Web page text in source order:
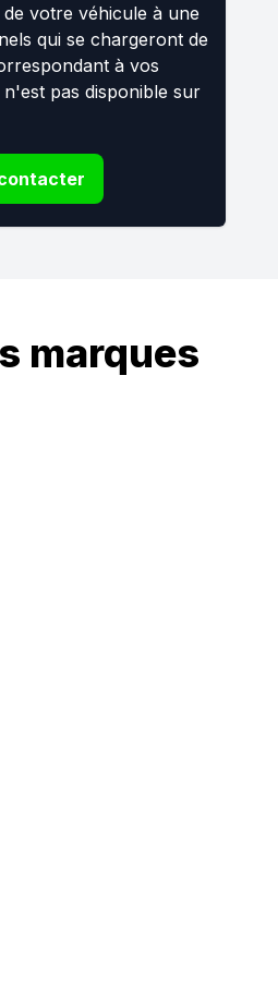
votre véhicule à une
qui se chargeront de
à vos
pas disponible sur
marques